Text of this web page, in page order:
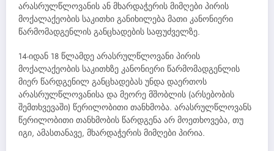
არასრულწლოვანის ან მხარდაჭერის მიმღები პირის
მოქალაქეობის საკითხი განიხილება მათი კანონიერი
წარმომადგენლის განცხადების საფუძველზე.
14-იდან 18 წლამდე არასრულწლოვანი პირის
მოქალაქეობის საკითხზე კანონიერი წარმომადგენლის
მიერ წარდგენილ განცხადებას უნდა დაერთოს
არასრულწლოვანისა და მეორე მშობლის (არსებობის
შემთხვევაში) წერილობითი თანხმობა. არასრულწლოვანს
წერილობითი თანხმობის წარდგენა არ მოეთხოვება, თუ
იგი, ამასთანავე, მხარდაჭერის მიმღები პირია.